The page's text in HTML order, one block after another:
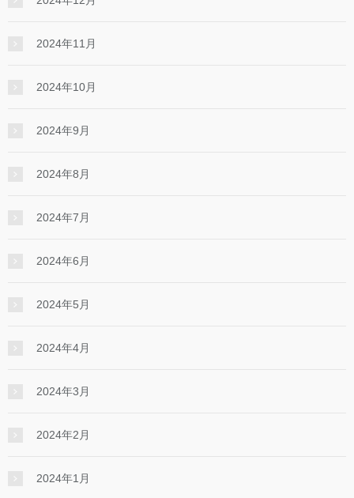
2024年11月
2024年10月
2024年9月
2024年8月
2024年7月
2024年6月
2024年5月
2024年4月
2024年3月
2024年2月
2024年1月